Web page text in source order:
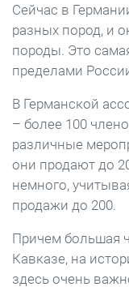
Сейчас в
разных пород, и
породы. Это
пределами
В Германской
– более 100
различные
они продают до
немного,
продажи до 200.
Причем большая
Кавказе, на
здесь очень